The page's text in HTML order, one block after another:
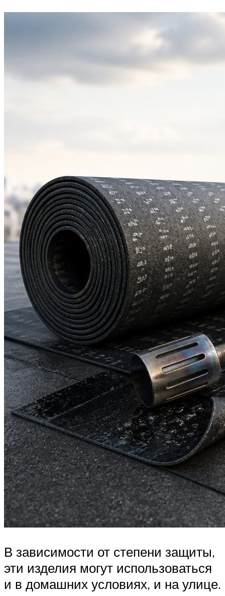
В зависимости от степени защиты,
эти изделия могут использоваться
и в домашних условиях, и на улице.